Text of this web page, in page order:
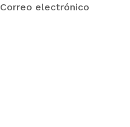
Correo electrónico